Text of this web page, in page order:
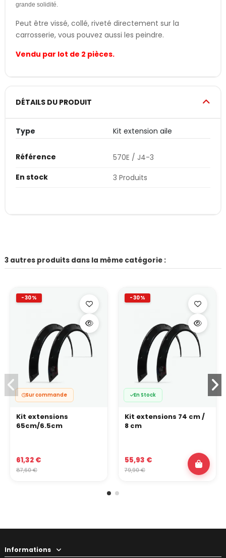
grande solidité.
Peut être vissé, collé, riveté directement sur la
carrosserie, vous pouvez aussi les peindre.
Vendu par lot de 2 pièces.
DÉTAILS DU PRODUIT
Type Kit extension aile
Référence
570E / J4-3
En stock
3 Produits
3 autres produits dans la même catégorie :
-30%
Sur commande
Kit extensions
65cm/6.5cm
61,32 €
87,60 €
-30%
En Stock
Kit extensions 74 cm /
8 cm
55,93 €
79,90 €
Informations